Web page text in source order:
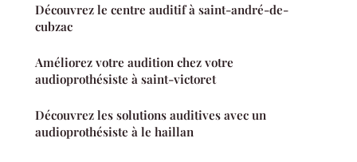
Découvrez le centre auditif à saint-andré-de-
cubzac
Améliorez votre audition chez votre
audioprothésiste à saint-victoret
Découvrez les solutions auditives avec un
audioprothésiste à le haillan